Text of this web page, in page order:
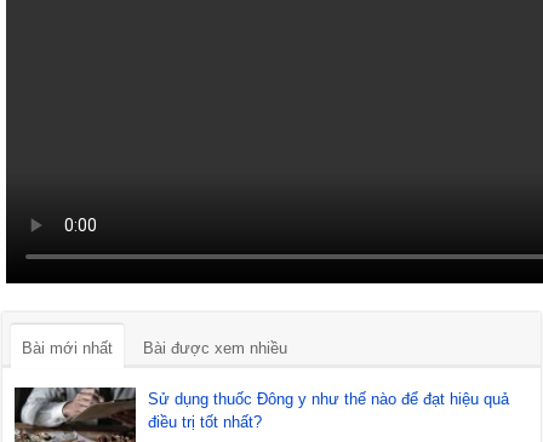
Bài mới nhất Bài được xem nhiều
Sử dụng thuốc Đông y như thế nào để đạt hiệu quả
điều trị tốt nhất?